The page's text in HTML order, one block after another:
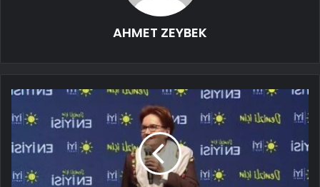
AHMET ZEYBEK